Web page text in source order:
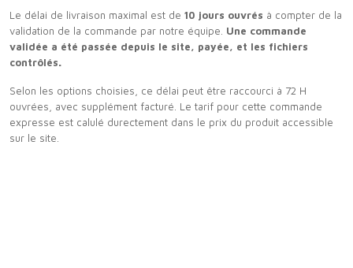
Le délai de livraison maximal est de 10 jours ouvrés à compter de la
validation de la commande par notre équipe. Une commande
validée a été passée depuis le site, payée, et les fichiers
contrôlés.
Selon les options choisies, ce délai peut être raccourci à 72 H
ouvrées, avec supplément facturé. Le tarif pour cette commande
expresse est calulé durectement dans le prix du produit accessible
sur le site.